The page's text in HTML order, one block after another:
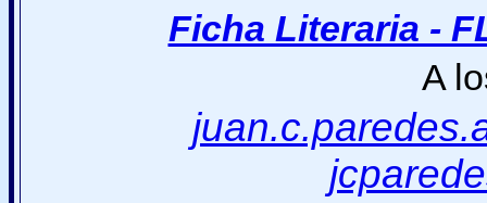
Ficha Literaria -
A